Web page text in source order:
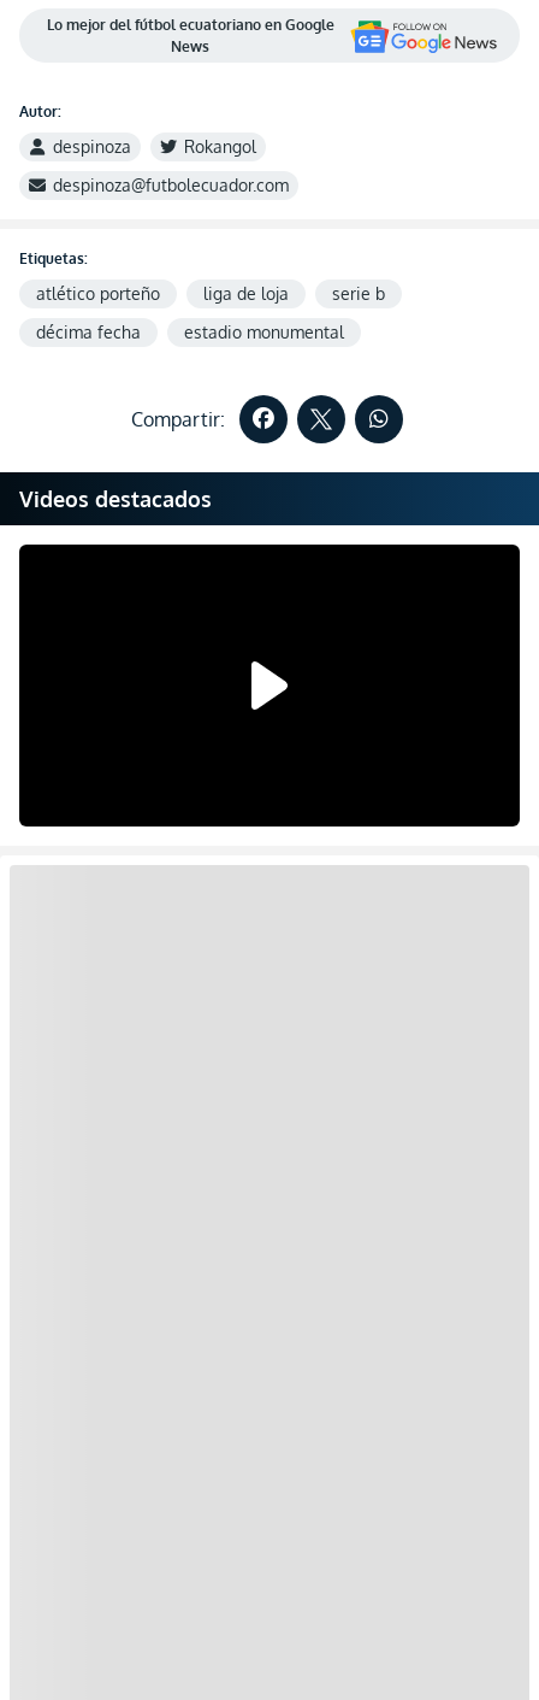
Lo mejor del fútbol ecuatoriano en Google
News
Autor:
despinoza
Rokangol
despinoza@futbolecuador.com
Etiquetas:
atlético porteño liga de loja
serie b
décima fecha
estadio monumental
Compartir:
Videos destacados